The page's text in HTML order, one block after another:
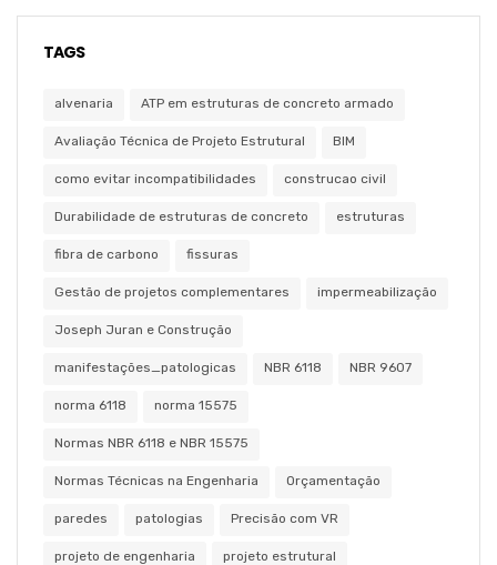
TAGS
alvenaria ATP em estruturas de concreto armado
Avaliação Técnica de Projeto Estrutural BIM
como evitar incompatibilidades construcao civil
Durabilidade de estruturas de concreto estruturas
fibra de carbono fissuras
Gestão de projetos complementares impermeabilização
Joseph Juran e Construção
manifestações_patologicas NBR 6118 NBR 9607
norma 6118 norma 15575
Normas NBR 6118 e NBR 15575
Normas Técnicas na Engenharia Orçamentação
paredes patologias Precisão com VR
projeto de engenharia projeto estrutural